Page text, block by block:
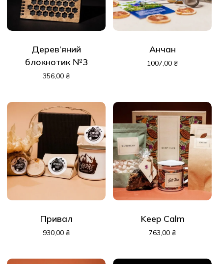
Дерев’яний
блокнотик №3
356,00 ₴
Анчан
1007,00 ₴
Привал
930,00 ₴
Keep Calm
763,00 ₴